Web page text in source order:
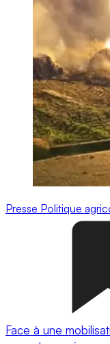
Presse Politique
Face à une